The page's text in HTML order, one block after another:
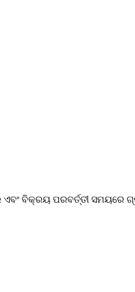
ବିକ୍ରୟ ପରବର୍ତ୍ତୀ ସମୟରେ